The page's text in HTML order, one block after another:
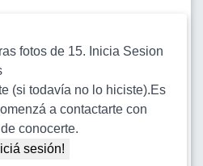
fotos de 15. Inicia Sesion
(si todavía no lo hiciste).Es
a contactarte con
conocerte.
sesión!